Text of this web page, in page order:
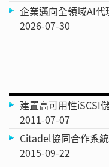
企業邁向全領域AI代
2026-07-30
建置高可用性iSCSI
2011-07-07
Citadel協同合作系
2015-09-22